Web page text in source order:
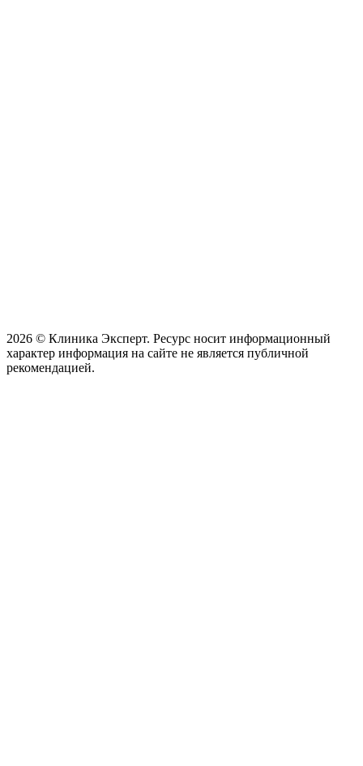
2026 © Клиника Эксперт. Ресурс носит информационный
характер информация на сайте не является публичной
рекомендацией.